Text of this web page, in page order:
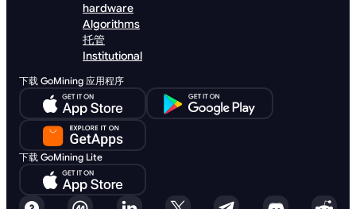
hardware
Algorithms
托管
Institutional
下载 GoMining 应用程序
下载 GoMining Lite